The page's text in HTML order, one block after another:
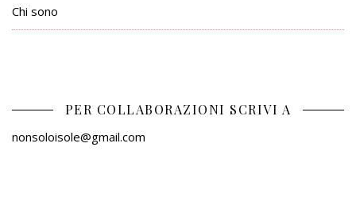
Chi sono
PER COLLABORAZIONI SCRIVI A
nonsoloisole@gmail.com